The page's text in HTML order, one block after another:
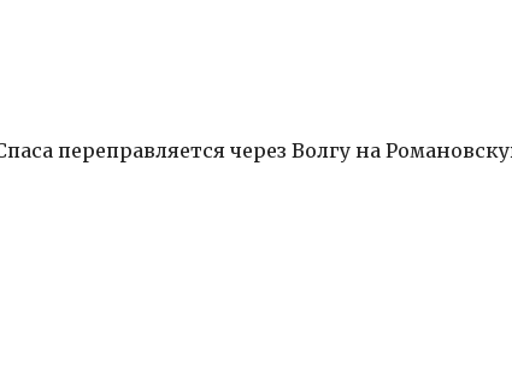
переправляется через Волгу на